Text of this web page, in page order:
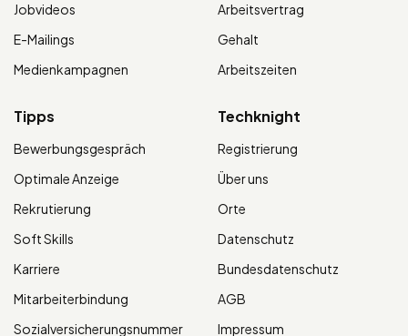
Jobvideos
E-Mailings
Medienkampagnen
Arbeitsvertrag
Gehalt
Arbeitszeiten
Tipps
Bewerbungsgespräch
Optimale Anzeige
Rekrutierung
Soft Skills
Karriere
Mitarbeiterbindung
Sozialversicherungsnummer
Techknight
Registrierung
Über uns
Orte
Datenschutz
Bundesdatenschutz
AGB
Impressum